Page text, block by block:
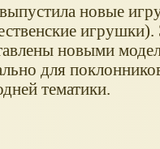
новые
новыми
для
тематики.